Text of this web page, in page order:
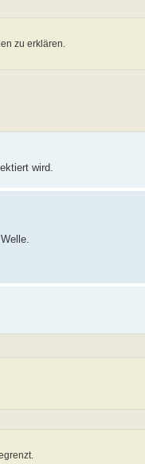
zu erklären.
wird.